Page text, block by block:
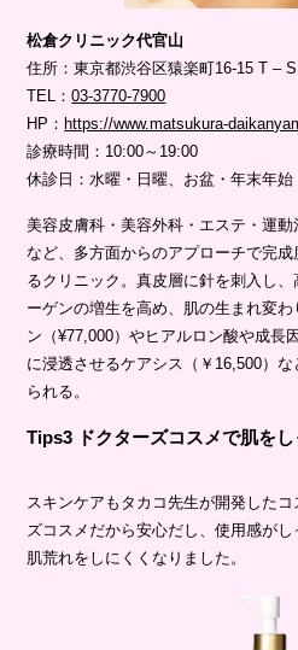
松倉クリニック代官山
住所：東京都渋谷区猿楽町16-15 T –
TEL：03-3770-7900
HP： https://www.matsukura-
診療時間：10:00～19:00
休診日：水曜・日曜、お盆・年末年始
美容皮膚科・美容外科・エステ・運
など、多方面からのアプローチで完
るクリニック。真皮層に針を刺入し
ーゲンの増生を高め、肌の生まれ変
ン（¥77,000）やヒアルロン酸や成長
に浸透させるケアシス（￥16,500）
られる。
Tips3 ドクターズコスメで肌を
スキンケアもタカコ先生が開発した
ズコスメだから安心だし、使用感が
肌荒れをしにくくなりました。